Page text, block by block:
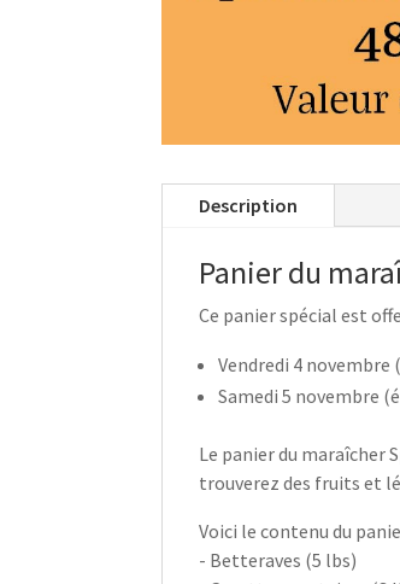
Description
Panier du
Ce panier spécial est
Vendredi 4 novembre
Samedi 5 novembre
Le panier du maraîcher
trouverez des fruits et
Voici le contenu du
- Betteraves (5 lbs)